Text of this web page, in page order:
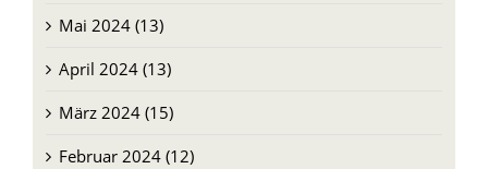
Mai 2024 (13)
April 2024 (13)
März 2024 (15)
Februar 2024 (12)